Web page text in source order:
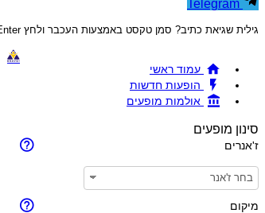
גילית שגיאת כתיב? סמן טקסט באמצעות העכבר ולחץ Ctrl+Enter
עמוד ראשי
הופעות חדשות
אולמות מופעים
סינון מופעים
ז'אנרים
מיקום